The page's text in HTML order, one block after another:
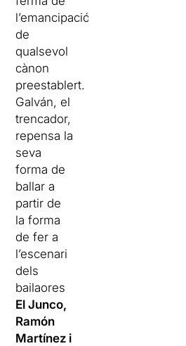
l’emancipació
de
qualsevol
cànon
preestablert.
Galván, el
trencador,
repensa la
seva
forma de
ballar a
partir de
la forma
de fer a
l’escenari
dels
bailaores
El Junco,
Ramón
Martínez i